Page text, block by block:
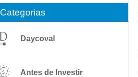
Categorias
Daycoval
Antes de Investir